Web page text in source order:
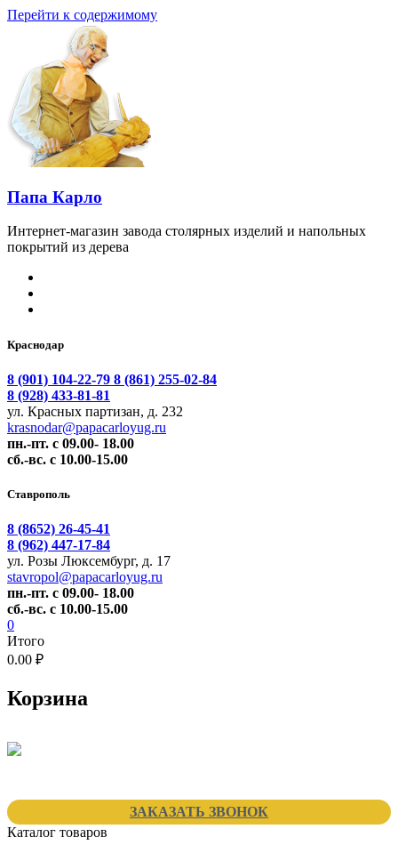
Перейти к содержимому
Папа Карло
Интернет-магазин завода столярных изделий и напольных
покрытий из дерева
Краснодар
8 (901) 104-22-79 8 (861) 255-02-84
8 (928) 433-81-81
ул. Красных партизан, д. 232
krasnodar@papacarloyug.ru
пн.-пт. с 09.00- 18.00
сб.-вс. с 10.00-15.00
Ставрополь
8 (8652) 26-45-41
8 (962) 447-17-84
ул. Розы Люксембург, д. 17
stavropol@papacarloyug.ru
пн.-пт. с 09.00- 18.00
сб.-вс. с 10.00-15.00
0
Итого
0.00 ₽
Корзина
ЗАКАЗАТЬ ЗВОНОК
Каталог товаров